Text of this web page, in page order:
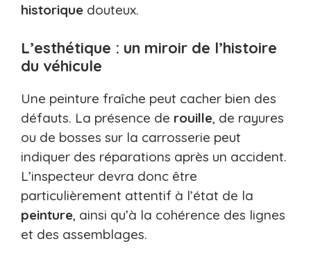
historique douteux.
L’esthétique : un miroir de l’histoire
du véhicule
Une peinture fraîche peut cacher bien des
défauts. La présence de rouille, de rayures
ou de bosses sur la carrosserie peut
indiquer des réparations après un accident.
L’inspecteur devra donc être
particulièrement attentif à l’état de la
peinture, ainsi qu’à la cohérence des lignes
et des assemblages.